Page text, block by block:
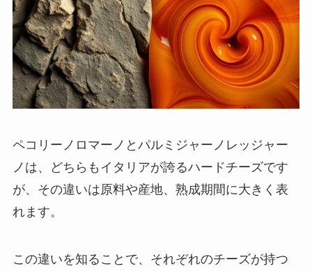
ペコリーノロマーノとパルミジャーノレッジャー
ノは、どちらもイタリアが誇るハードチーズです
が、その違いは原料や産地、熟成期間に大きく表
れます。
この違いを知ることで、それぞれのチーズが持つ